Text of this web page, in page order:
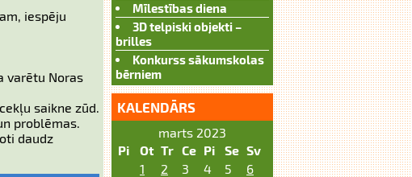
iespēju
varētu Noras
saikne zūd.
problēmas.
daudz
Mīlestības diena
3D telpiski objekti –
brilles
Konkurss sākumskolas
bērniem
KALENDĀRS
marts 2023
Pi
Ot Tr Ce Pi Se Sv
1
2 3 4 5
6